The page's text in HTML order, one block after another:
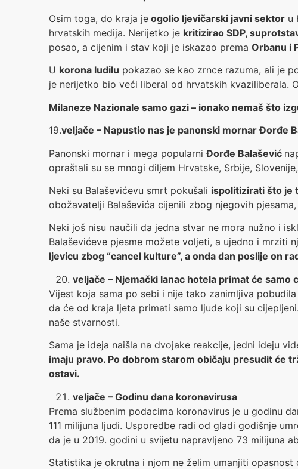
Osim toga, do kraja je ogolio ljevičarski javni sektor u
hrvatskih medija. Nerijetko je kritizirao SDP,
posao, a cijenim i stav koji je iskazao prema Orbanu i
U korona ludilu pokazao se kao zrnce razuma, ali je
je nerijetko bio veći liberal od hrvatskih kvaziliberala.
Milaneze Nazionale samo gazi – ionako nemaš što
19.veljače – Napustio nas je panonski mornar Đorđe
Panonski mornar i mega popularniĐorđe Balašević
opraštali su se mnogi diljem Hrvatske, Srbije,
Neki su Balaševićevu smrt pokušali ispolitizirati što je
obožavatelji Balaševića cijenili zbog njegovih
Neki još nisu naučili da jedna stvar ne mora nužno i
Balaševićeve pjesme možete voljeti, a ujedno i mrziti
ljevicu zbog “cancel kulture”, a onda dan poslije on
veljače – Njemački lanac hotela primat će samo
Vijest koja sama po sebi i nije tako zanimljiva
da će od kraja ljeta primati samo ljude koji su
naše stvarnosti.
Sama je ideja naišla na dvojake reakcije, jedni ideju
imaju pravo. Po dobrom starom običaju presudit će
ostavi.
veljače – Godinu dana koronavirusa
Prema službenim podacima koronavirus je u godinu
111 milijuna ljudi. Usporedbe radi od gladi godišnje
da je u 2019. godini u svijetu napravljeno 73 milijuna
Statistika je okrutna i njom ne želim umanjiti